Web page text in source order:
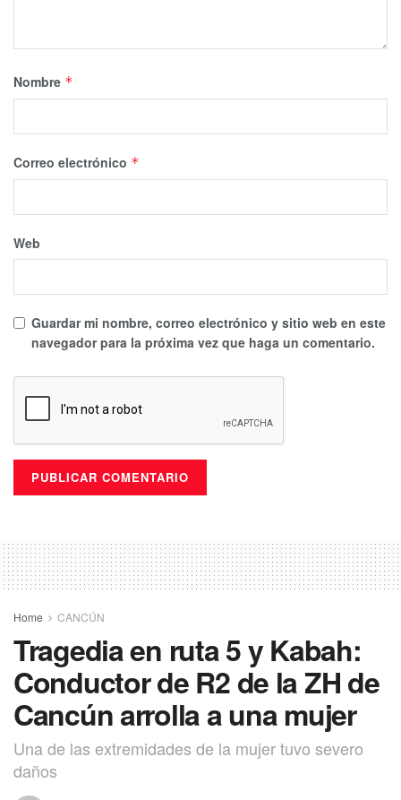
Nombre *
Correo electrónico *
Web
Guardar mi nombre, correo electrónico y sitio web en este
navegador para la próxima vez que haga un comentario.
Home CANCÚN
Tragedia en ruta 5 y Kabah:
Conductor de R2 de la ZH de
Cancún arrolla a una mujer
Una de las extremidades de la mujer tuvo severo
daños